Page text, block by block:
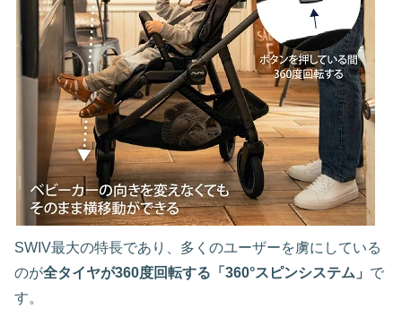
SWIV最大の特長であり、多くのユーザーを虜にしている
のが全タイヤが360度回転する「360°スピンシステム」 で
す。